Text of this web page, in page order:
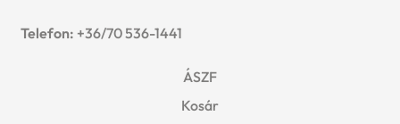
Telefon: +36/70 536-1441
ÁSZF
Kosár